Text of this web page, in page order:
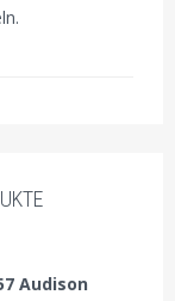
Audison